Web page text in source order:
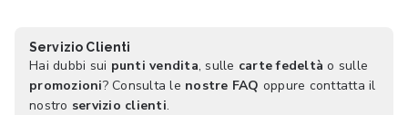
Servizio Clienti
Hai dubbi sui punti vendita, sulle carte fedeltà o sulle
promozioni? Consulta le nostre FAQ oppure conttatta il
nostro servizio clienti.